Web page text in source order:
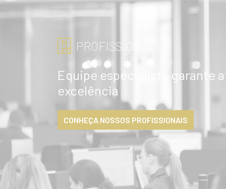
PROFISSIONAIS
Equipe especialista garante
excelência
CONHEÇA NOSSOS PROFISSIONAIS